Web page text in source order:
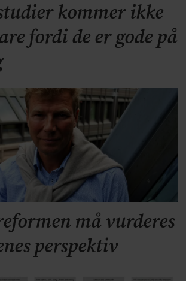
kommer ikke
fordi de er gode på
må vurderes
perspektiv